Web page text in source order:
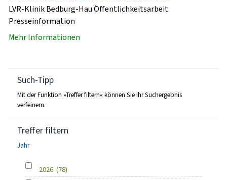
LVR-Klinik Bedburg-Hau Öffentlichkeitsarbeit
Presseinformation
Mehr Informationen
Such-Tipp
Mit der Funktion »Treffer filtern« können Sie Ihr Suchergebnis
verfeinern.
Treffer filtern
Jahr
2026 (78)